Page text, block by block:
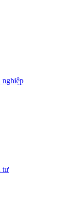
nghiệp
tư